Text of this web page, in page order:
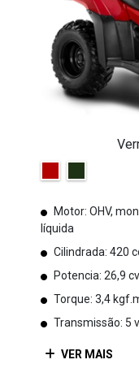
Motor: OHV,
líquida
Cilindrada: 420
Potencia: 26,9
Torque: 3,4
Transmissão: 5
VER MAIS